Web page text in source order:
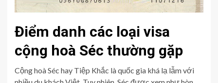
Điểm danh các loại visa
cộng hoà Séc thường gặp
Cộng hoà Séc hay Tiệp Khắc là quốc gia khá lạ lẫm với